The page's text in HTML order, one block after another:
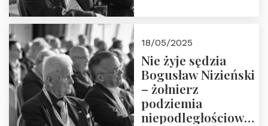
18/05/2025
Nie żyje sędzia
Bogusław Nizieński
– żołnierz
podziemia
niepodległościowego